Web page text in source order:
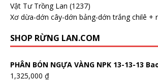
Vật Tư Trồng Lan (1237)
Xơ dừa-dớn cây-dớn bảng-dớn trắng chilê +
SHOP RỪNG LAN.COM
PHÂN BÓN NGỰA VÀNG NPK 13-13-13
1,325,000 ₫